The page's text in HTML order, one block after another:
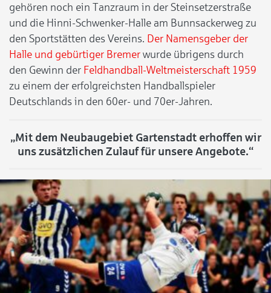
gehören noch ein Tanzraum in der Steinsetzerstraße
und die Hinni-Schwenker-Halle am Bunnsackerweg zu
den Sportstätten des Vereins. Der Namensgeber der
Halle und gebürtiger Bremer wurde übrigens durch
den Gewinn der Feldhandball-Weltmeisterschaft 1959
zu einem der erfolgreichsten Handballspieler
Deutschlands in den 60er- und 70er-Jahren.
„Mit dem Neubaugebiet Gartenstadt erhoffen wir
uns zusätzlichen Zulauf für unsere Angebote.“